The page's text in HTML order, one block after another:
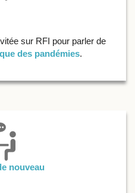
sur RFI pour parler de
des pandémies.
nouveau